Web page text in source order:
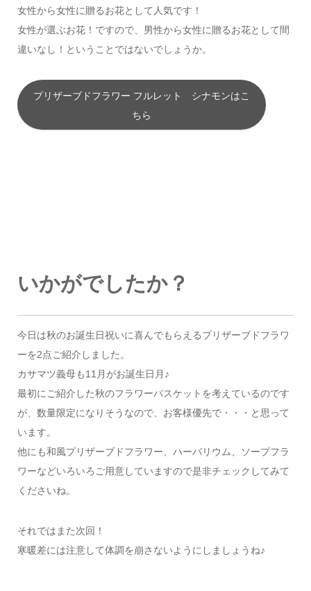
女性から女性に贈るお花として人気です！
女性が選ぶお花！ですので、男性から女性に贈るお花として間
違いなし！ということではないでしょうか。
プリザーブドフラワー フルレット シナモンはこ
ちら
いかがでしたか？
今日は秋のお誕生日祝いに喜んでもらえるプリザーブドフラワ
ーを2点ご紹介しました。
カサマツ義母も11月がお誕生日月♪
最初にご紹介した秋のフラワーバスケットを考えているのです
が、数量限定になりそうなので、お客様優先で・・・と思って
います。
他にも和風プリザーブドフラワー、ハーバリウム、ソープフラ
ワーなどいろいろご用意していますので是非チェックしてみて
くださいね。
それではまた次回！
寒暖差には注意して体調を崩さないようにしましょうね♪